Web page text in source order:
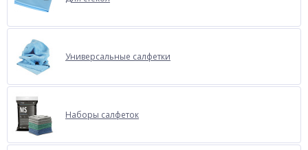
Универсальные салфетки
Наборы салфеток